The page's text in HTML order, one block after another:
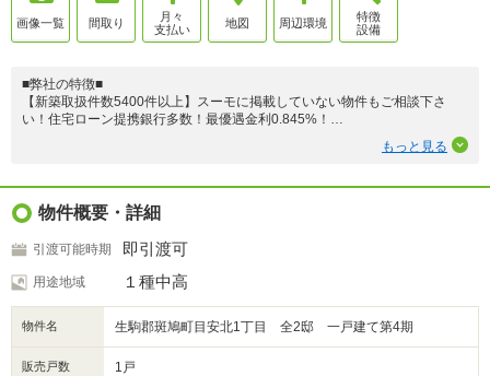
画像一覧 間取り
月々
支払い
地図 周辺環境
特徴
設備
■弊社の特徴■
【新築取扱件数5400件以上】スーモに掲載していない物件もご相談下さ
い！住宅ローン提携銀行多数！最優遇金利0.845%！
■住宅ローン相談無料！今お持ちのローンを最大500万円まで住宅ローンと
一本化が可能！
■住宅ローンアドバイザー有資格者等多数在籍のTV・CMでお馴染みの弊社
にご相談下さい！
新築物件は『住まい選びのプロフェッショナル』住まいるプラス１近畿住宅
流通本店にお任せ下さい！
もっと見る
物件概要・詳細
引渡可能時期 即引渡可
用途地域 １種中高
物件名 生駒郡斑鳩町目安北1丁目 全2邸 一戸建て第4期
販売戸数 1戸